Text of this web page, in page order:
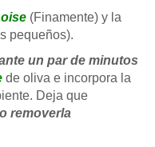
(Finamente) y la
pequeños).
un par de minutos
de oliva e incorpora la
Deja que
removerla